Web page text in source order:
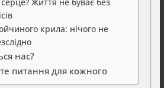
крила: нічого не
нас?
питання для кожного